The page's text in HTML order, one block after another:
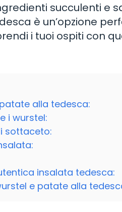
succulenti e
è un’opzione
i tuoi ospiti con
alla tedesca:
i wurstel:
sottaceto:
insalata tedesca:
e patate alla